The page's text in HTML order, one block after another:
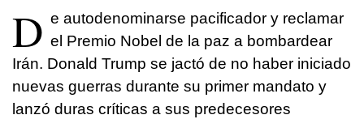
D e autodenominarse pacificador y reclamar
el Premio Nobel de la paz a bombardear
Irán. Donald Trump se jactó de no haber iniciado
nuevas guerras durante su primer mandato y
lanzó duras críticas a sus predecesores